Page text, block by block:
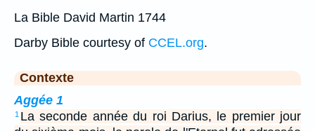
La Bible David Martin 1744
Darby Bible courtesy of CCEL.org.
Contexte
Aggée 1
1 La seconde année du roi Darius, le premier jour